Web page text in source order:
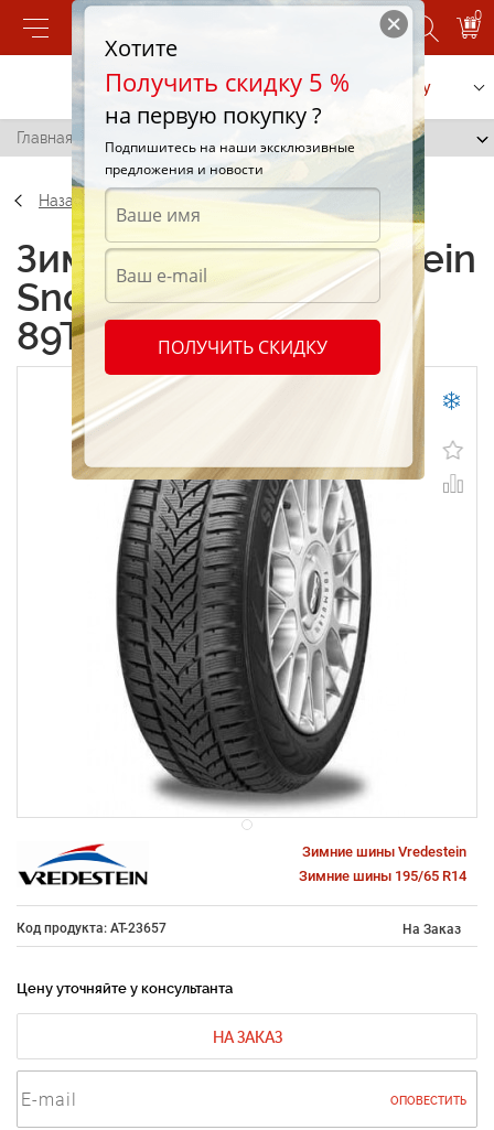
0
Позвонить Заказать услугу
Главная / Vredestein SnowTrac 195/65 R14 89T
Назад
Зимние шины Vredestein
SnowTrac 195/65 R14
89T
Зимние шины Vredestein
Зимние шины 195/65 R14
Код продукта: AT-23657 На Заказ
Цену уточняйте у консультанта
НА ЗАКАЗ
ОПОВЕСТИТЬ
Хотите
Получить скидку 5 %
на первую покупку ?
Подпишитесь на наши эксклюзивные
предложения и новости
ПОЛУЧИТЬ СКИДКУ